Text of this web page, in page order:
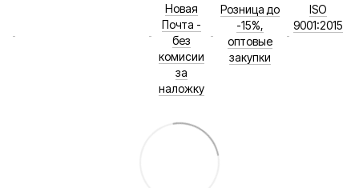
Новая
Почта -
без
комисии
за
наложку
Розница до
-15%,
оптовые
закупки
ISO
9001:2015